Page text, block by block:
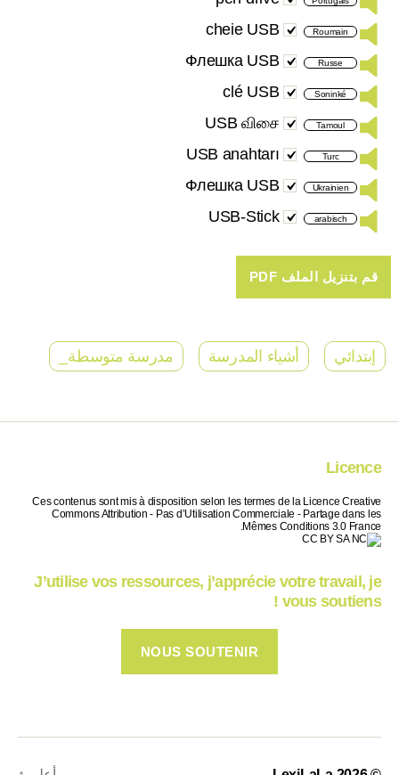
Roumain
cheie USB
Russe
Флешка USB
Soninké
clé USB
Tamoul
USB விசை
Turc
USB anahtarı
Ukrainien
Флешка USB
arabisch
USB-Stick
إبتدائي أشياء المدرسة مدرسة متوسطة_
Licence
Ces contenus sont mis à disposition selon les termes de la Licence Creative
Commons Attribution - Pas d’Utilisation Commerciale - Partage dans les
Mêmes Conditions 3.0 France.
J’utilise vos ressources, j’apprécie votre travail, je
vous soutiens !
NOUS SOUTENIR